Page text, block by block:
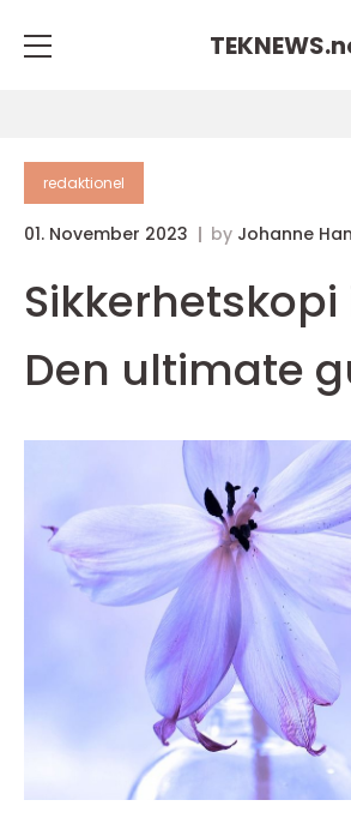
TEKNEWS.
redaktionel
01. November 2023 by Johanne
Sikkerhetskopi
Den ultimate